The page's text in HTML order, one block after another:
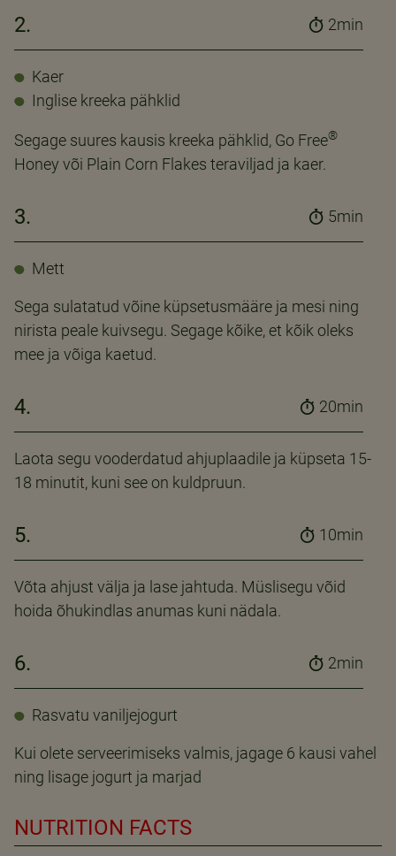
2. 2min
Kaer
Inglise kreeka pähklid
Segage suures kausis kreeka pähklid, Go Free®
Honey või Plain Corn Flakes teraviljad ja kaer.
3. 5min
Mett
Sega sulatatud võine küpsetusmääre ja mesi ning
nirista peale kuivsegu. Segage kõike, et kõik oleks
mee ja võiga kaetud.
4. 20min
Laota segu vooderdatud ahjuplaadile ja küpseta 15-
18 minutit, kuni see on kuldpruun.
5. 10min
Võta ahjust välja ja lase jahtuda. Müslisegu võid
hoida õhukindlas anumas kuni nädala.
6. 2min
Rasvatu vaniljejogurt
Kui olete serveerimiseks valmis, jagage 6 kausi vahel
ning lisage jogurt ja marjad
NUTRITION FACTS